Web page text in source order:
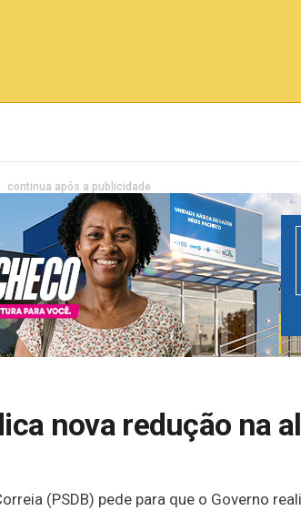
continua após a publicidade
nova redução na
(PSDB) pede para que o Governo